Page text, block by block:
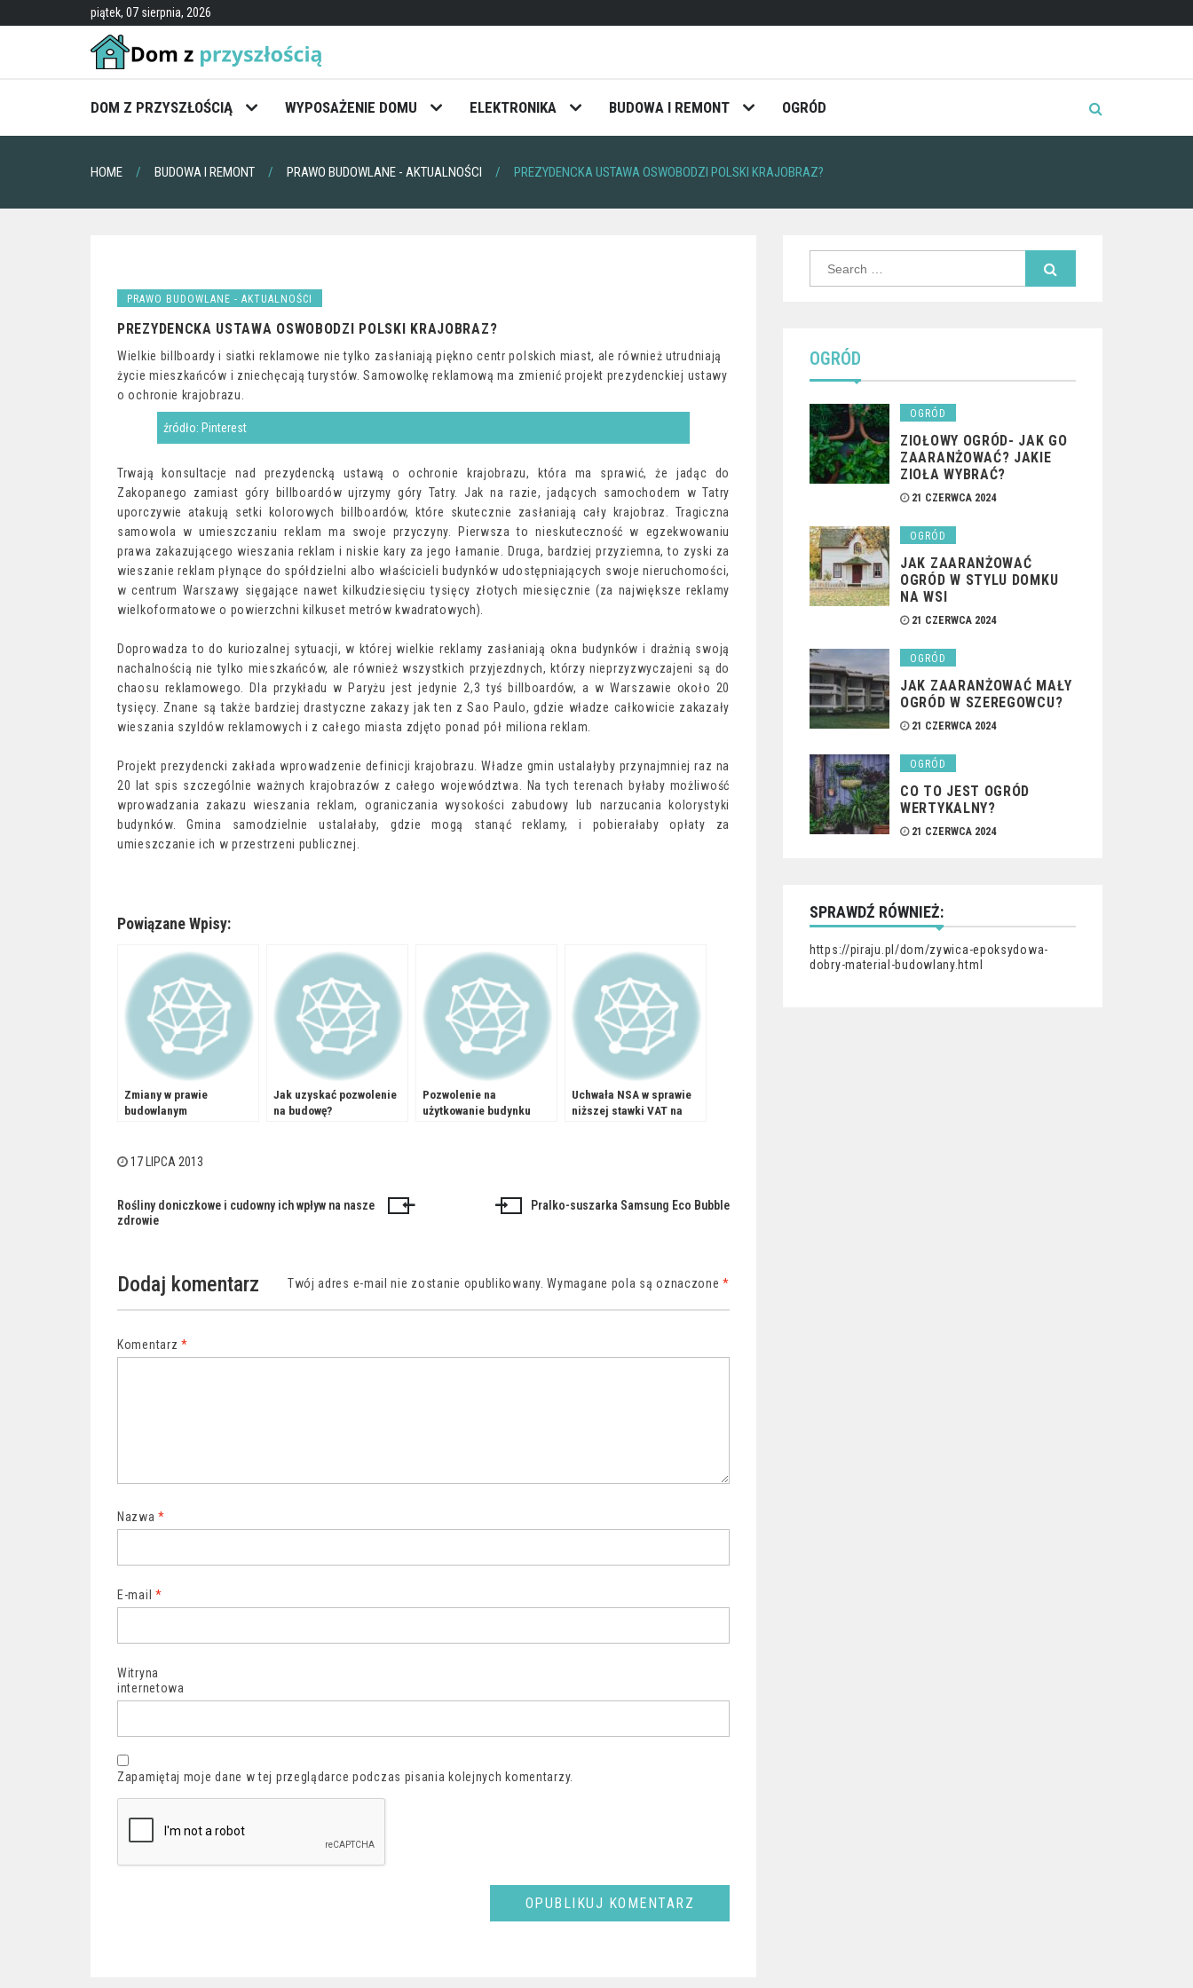
piątek, 07 sierpnia, 2026
DOM Z PRZYSZŁOŚCIĄ WYPOSAŻENIE DOMU ELEKTRONIKA BUDOWA I REMONT OGRÓD
HOME BUDOWA I REMONT PRAWO BUDOWLANE - AKTUALNOŚCI PREZYDENCKA USTAWA OSWOBODZI POLSKI KRAJOBRAZ?
PRAWO BUDOWLANE - AKTUALNOŚCI
PREZYDENCKA USTAWA OSWOBODZI POLSKI KRAJOBRAZ?
Wielkie billboardy i siatki reklamowe nie tylko zasłaniają piękno centr polskich miast, ale również utrudniają
życie mieszkańców i zniechęcają turystów. Samowolkę reklamową ma zmienić projekt prezydenckiej ustawy
o ochronie krajobrazu.
źródło: Pinterest
Trwają konsultacje nad prezydencką ustawą o ochronie krajobrazu, która ma sprawić, że jadąc do
Zakopanego zamiast góry billboardów ujrzymy góry Tatry. Jak na razie, jadących samochodem w Tatry
uporczywie atakują setki kolorowych billboardów, które skutecznie zasłaniają cały krajobraz. Tragiczna
samowola w umieszczaniu reklam ma swoje przyczyny. Pierwsza to nieskuteczność w egzekwowaniu
prawa zakazującego wieszania reklam i niskie kary za jego łamanie. Druga, bardziej przyziemna, to zyski za
wieszanie reklam płynące do spółdzielni albo właścicieli budynków udostępniających swoje nieruchomości,
w centrum Warszawy sięgające nawet kilkudziesięciu tysięcy złotych miesięcznie (za największe reklamy
wielkoformatowe o powierzchni kilkuset metrów kwadratowych).
Doprowadza to do kuriozalnej sytuacji, w której wielkie reklamy zasłaniają okna budynków i drażnią swoją
nachalnością nie tylko mieszkańców, ale również wszystkich przyjezdnych, którzy nieprzyzwyczajeni są do
chaosu reklamowego. Dla przykładu w Paryżu jest jedynie 2,3 tyś billboardów, a w Warszawie około 20
tysięcy. Znane są także bardziej drastyczne zakazy jak ten z Sao Paulo, gdzie władze całkowicie zakazały
wieszania szyldów reklamowych i z całego miasta zdjęto ponad pół miliona reklam.
Projekt prezydencki zakłada wprowadzenie definicji krajobrazu. Władze gmin ustalałyby przynajmniej raz na
20 lat spis szczególnie ważnych krajobrazów z całego województwa. Na tych terenach byłaby możliwość
wprowadzania zakazu wieszania reklam, ograniczania wysokości zabudowy lub narzucania kolorystyki
budynków. Gmina samodzielnie ustalałaby, gdzie mogą stanąć reklamy, i pobierałaby opłaty za
umieszczanie ich w przestrzeni publicznej.
Powiązane Wpisy:
Zmiany w prawie
budowlanym
Jak uzyskać pozwolenie
na budowę?
Pozwolenie na
użytkowanie budynku
Uchwała NSA w sprawie
niższej stawki VAT na
17 LIPCA 2013
Nawigacja
Rośliny doniczkowe i cudowny ich wpływ na nasze
zdrowie
Pralko-suszarka Samsung Eco Bubble
Dodaj komentarz Twój adres e-mail nie zostanie opublikowany. Wymagane pola są oznaczone*
Komentarz *
Nazwa*
E-mail *
Witryna
internetowa
Zapamiętaj moje dane w tej przeglądarce podczas pisania kolejnych komentarzy.
OGRÓD
OGRÓD
ZIOŁOWY OGRÓD- JAK GO
ZAARANŻOWAĆ? JAKIE
ZIOŁA WYBRAĆ?
21 CZERWCA 2024
OGRÓD
JAK ZAARANŻOWAĆ
OGRÓD W STYLU DOMKU
NA WSI
21 CZERWCA 2024
OGRÓD
JAK ZAARANŻOWAĆ MAŁY
OGRÓD W SZEREGOWCU?
21 CZERWCA 2024
OGRÓD
CO TO JEST OGRÓD
WERTYKALNY?
21 CZERWCA 2024
SPRAWDŹ RÓWNIEŻ:
https://piraju.pl/dom/zywica-epoksydowa-
dobry-material-budowlany.html